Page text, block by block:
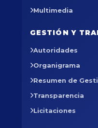
Multimedia
GESTIÓN Y
Autoridades
Organigrama
Resumen de
Transparencia
Licitaciones